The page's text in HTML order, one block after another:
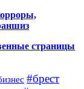
страницы
#брест